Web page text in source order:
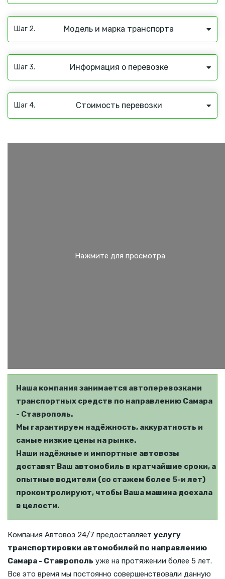
Шаг 2. Модель и марка транспорта
Шаг 3. Информация о перевозке
Шаг 4. Стоимость перевозки
Наша компания занимается автоперевозками
транспортных средств по направлению Самара
- Ставрополь.
Мы гарантируем надёжность, аккуратность и
самые низкие цены на рынке.
Наши надёжные и импортные автовозы
доставят Ваш автомобиль в кратчайшие сроки, а
опытные водители (со стажем более 5-и лет)
проконтролируют, чтобы Ваша машина доехала
в целости.
Компания Автовоз 24/7 предоставляет услугу
транспортировки автомобилей по направлению
Самара - Ставрополь уже на протяжении более 5 лет.
Все это время мы постоянно совершенствовали данную